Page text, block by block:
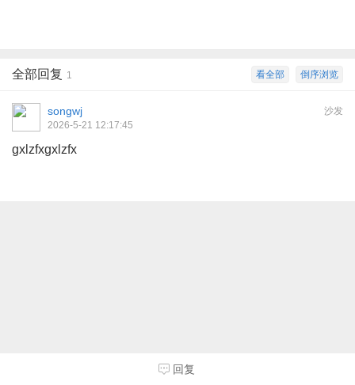
倒序浏览
看全部
全部回复 1
沙发
songwj
2026-5-21 12:17:45
gxlzfxgxlzfx
回复